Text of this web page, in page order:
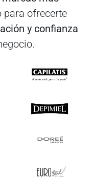
para ofrecerte
y confianza